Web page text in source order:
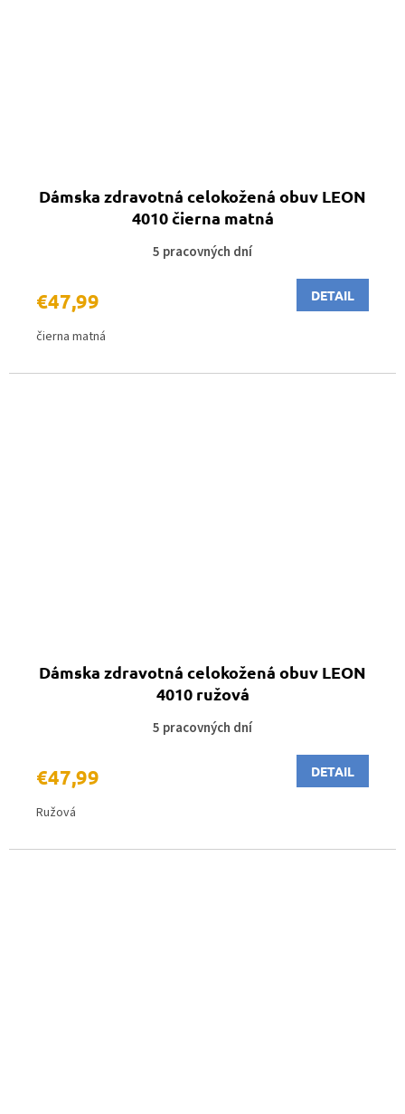
Dámska zdravotná celokožená obuv LEON
4010 čierna matná
5 pracovných dní
€47,99 DETAIL
čierna matná
Dámska zdravotná celokožená obuv LEON
4010 ružová
5 pracovných dní
€47,99 DETAIL
Ružová